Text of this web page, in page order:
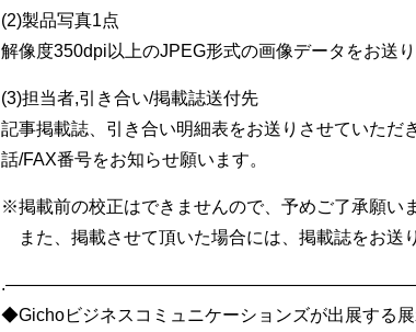
(2)製品写真1点
解像度350dpi以上のJPEG形式の画像データをお送
(3)担当者,引き合い/掲載誌送付先
記事掲載誌、引き合い明細表をお送りさせていた
話/FAX番号をお知らせ願います。
※掲載前の校正はできませんので、予めご了承願いま
また、掲載させて頂いた場合には、掲載誌をお送
◆Gichoビジネスコミュニケーションズが出展する